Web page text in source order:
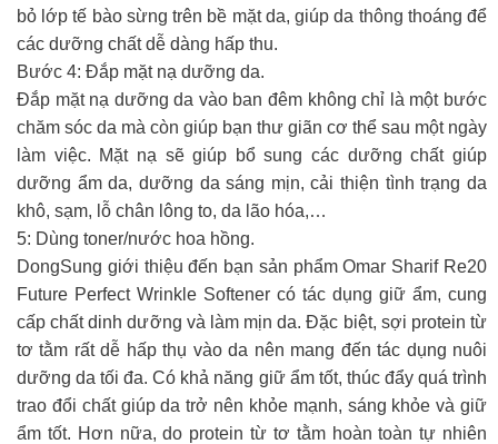
bỏ lớp tế bào sừng trên bề mặt da, giúp da thông thoáng để
các dưỡng chất dễ dàng hấp thu.
Bước 4: Đắp mặt nạ dưỡng da.
Đắp mặt nạ dưỡng da vào ban đêm không chỉ là một bước
chăm sóc da mà còn giúp bạn thư giãn cơ thể sau một ngày
làm việc. Mặt nạ sẽ giúp bổ sung các dưỡng chất giúp
dưỡng ẩm da, dưỡng da sáng mịn, cải thiện tình trạng da
khô, sạm, lỗ chân lông to, da lão hóa,…
5: Dùng toner/nước hoa hồng.
DongSung giới thiệu đến bạn sản phẩm Omar Sharif Re20
Future Perfect Wrinkle Softener có tác dụng giữ ẩm, cung
cấp chất dinh dưỡng và làm mịn da. Đặc biệt, sợi protein từ
tơ tằm rất dễ hấp thụ vào da nên mang đến tác dụng nuôi
dưỡng da tối đa. Có khả năng giữ ẩm tốt, thúc đẩy quá trình
trao đổi chất giúp da trở nên khỏe mạnh, sáng khỏe và giữ
ẩm tốt. Hơn nữa, do protein từ tơ tằm hoàn toàn tự nhiên